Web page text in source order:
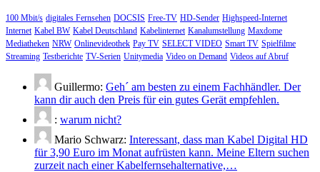
100 Mbit/s digitales Fernsehen DOCSIS Free-TV HD-Sender Highspeed-Internet
Internet Kabel BW Kabel Deutschland Kabelinternet Kanalumstellung Maxdome
Mediatheken NRW Onlinevideothek Pay TV SELECT VIDEO Smart TV Spielfilme
Streaming Testberichte TV-Serien Unitymedia Video on Demand Videos auf Abruf
Guillermo: Geh´ am besten zu einem Fachhändler. Der
kann dir auch den Preis für ein gutes Gerät empfehlen.
: warum nicht?
Mario Schwarz: Interessant, dass man Kabel Digital HD
für 3,90 Euro im Monat aufrüsten kann. Meine Eltern suchen
zurzeit nach einer Kabelfernsehalternative,…